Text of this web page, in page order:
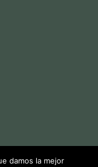
damos la mejor